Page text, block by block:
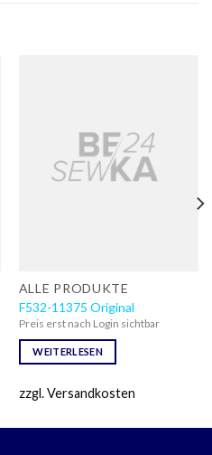
ALLE PRODUKTE
F532-11375 Original
Preis erst nach Login sichtbar
WEITERLESEN
zzgl. Versandkosten